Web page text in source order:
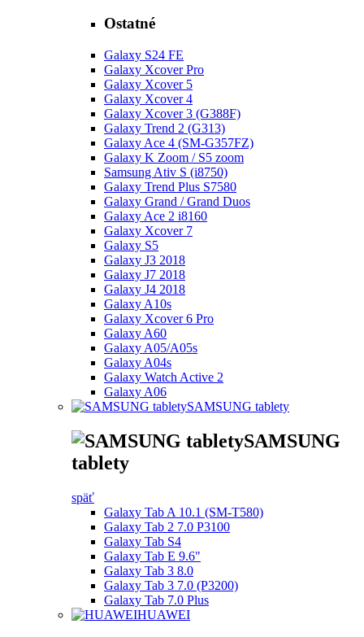
Ostatné
Galaxy S24 FE
Galaxy Xcover Pro
Galaxy Xcover 5
Galaxy Xcover 4
Galaxy Xcover 3 (G388F)
Galaxy Trend 2 (G313)
Galaxy Ace 4 (SM-G357FZ)
Galaxy K Zoom / S5 zoom
Samsung Ativ S (i8750)
Galaxy Trend Plus S7580
Galaxy Grand / Grand Duos
Galaxy Ace 2 i8160
Galaxy Xcover 7
Galaxy S5
Galaxy J3 2018
Galaxy J7 2018
Galaxy J4 2018
Galaxy A10s
Galaxy Xcover 6 Pro
Galaxy A60
Galaxy A05/A05s
Galaxy A04s
Galaxy Watch Active 2
Galaxy A06
SAMSUNG tablety
SAMSUNG
tablety
späť
Galaxy Tab A 10.1 (SM-T580)
Galaxy Tab 2 7.0 P3100
Galaxy Tab S4
Galaxy Tab E 9.6"
Galaxy Tab 3 8.0
Galaxy Tab 3 7.0 (P3200)
Galaxy Tab 7.0 Plus
HUAWEI